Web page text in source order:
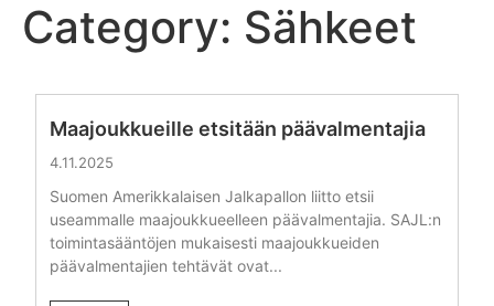
Category: Sähkeet
Maajoukkueille etsitään päävalmentajia
4.11.2025
Suomen Amerikkalaisen Jalkapallon liitto etsii
useammalle maajoukkueelleen päävalmentajia. SAJL:n
toimintasääntöjen mukaisesti maajoukkueiden
päävalmentajien tehtävät ovat...